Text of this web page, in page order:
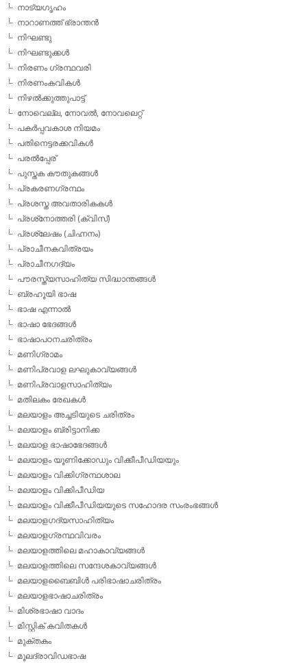
നാട്യഗൃഹം
നാറാണത്ത് ഭ്രാന്തന്‍
നിഘണ്ടു
നിഘണ്ടുക്കള്‍
നിരണം ഗ്രന്ഥവരി
നിരണംകവികള്‍
നിഴല്‍ക്കുത്തുപാട്ട്
നോവെല്ല, നോവല്‍, നോവലെറ്റ്
പകര്‍പ്പവകാശ നിയമം
പതിനെട്ടരക്കവികള്‍
പരല്‍പ്പേര്
പുസ്തക കൗതുകങ്ങള്‍
പ്രകരണഗ്രന്ഥം
പ്രശസ്ത അവതാരികകള്‍
പ്രശ്‌നോത്തരി (ക്വിസ്)
പ്രശ്ലേഷം (ചിഹ്നനം)
പ്രാചീനകവിത്രയം
പ്രാചീനഗദ്യം
പൗരസ്ത്യസാഹിത്യ സിദ്ധാന്തങ്ങള്‍
ബ്രഹൂയി ഭാഷ
ഭാഷ എന്നാല്‍
ഭാഷാ ഭേദങ്ങള്‍
ഭാഷാപഠനചരിത്രം
മണിഗ്രാമം
മണിപ്രവാള ലഘുകാവ്യങ്ങള്‍
മണിപ്രവാളസാഹിത്യം
മതിലകം രേഖകള്‍
മലയാളം അച്ചടിയുടെ ചരിത്രം
മലയാളം ബ്രിട്ടാനിക്ക
മലയാള ഭാഷാഭേദങ്ങള്‍
മലയാളം യൂണിക്കോഡും വിക്കീപീഡിയയും
മലയാളം വിക്കിഗ്രന്ഥശാല
മലയാളം വിക്കിപീഡിയ
മലയാളം വിക്കീപീഡിയയുടെ സഹോദര സംരംഭങ്ങള്‍
മലയാളഗദ്യസാഹിത്യം
മലയാളഗ്രന്ഥവിവരം
മലയാളത്തിലെ മഹാകാവ്യങ്ങള്‍
മലയാളത്തിലെ സന്ദേശകാവ്യങ്ങള്‍
മലയാളബൈബിള്‍ പരിഭാഷാചരിത്രം
മലയാളഭാഷാചരിത്രം
മിശ്രഭാഷാ വാദം
മിസ്റ്റിക് കവിതകള്‍
മുക്തകം
മൂലദ്രാവിഡഭാഷ